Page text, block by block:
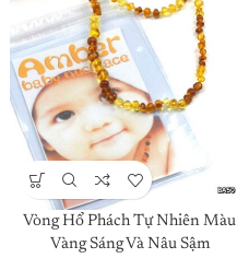
Vòng Hổ Phách Tự Nhiên Màu
Vàng Sáng Và Nâu Sậm